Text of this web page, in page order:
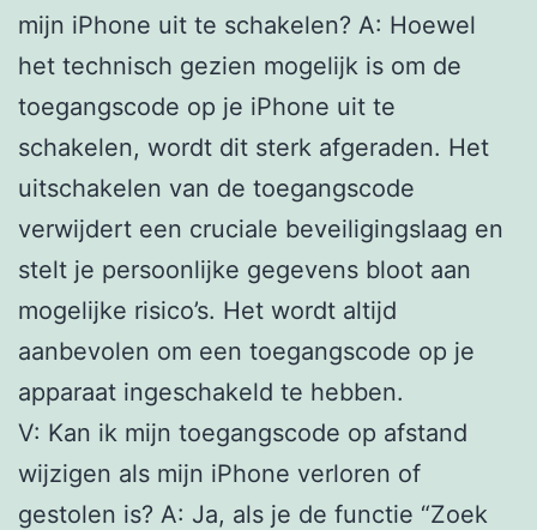
mijn iPhone uit te schakelen? A: Hoewel
het technisch gezien mogelijk is om de
toegangscode op je iPhone uit te
schakelen, wordt dit sterk afgeraden. Het
uitschakelen van de toegangscode
verwijdert een cruciale beveiligingslaag en
stelt je persoonlijke gegevens bloot aan
mogelijke risico’s. Het wordt altijd
aanbevolen om een toegangscode op je
apparaat ingeschakeld te hebben.
V: Kan ik mijn toegangscode op afstand
wijzigen als mijn iPhone verloren of
gestolen is? A: Ja, als je de functie “Zoek